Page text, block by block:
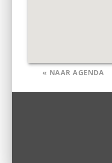
« NAAR AGENDA